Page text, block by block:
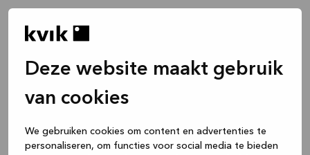
Deze website maakt gebruik
van cookies
We gebruiken cookies om content en advertenties te
personaliseren, om functies voor social media te bieden